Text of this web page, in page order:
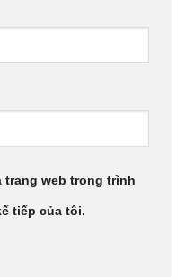
trang web trong trình
tiếp của tôi.